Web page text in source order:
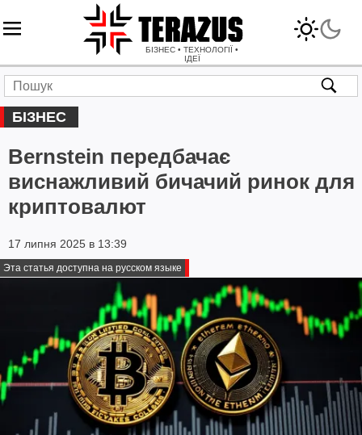
БІЗНЕС • ТЕХНОЛОГІЇ •
ІДЕЇ
БІЗНЕС
Bernstein передбачає
виснажливий бичачий ринок для
криптовалют
17 липня 2025 в 13:39
Эта статья доступна на русском языке